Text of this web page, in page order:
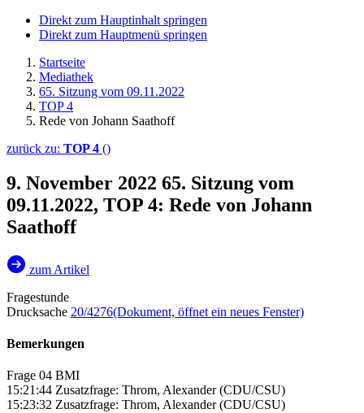
Direkt zum Hauptinhalt springen
Direkt zum Hauptmenü springen
Startseite
Mediathek
65. Sitzung vom 09.11.2022
TOP 4
Rede von Johann Saathoff
zurück zu: TOP 4 ()
9. November 2022 65. Sitzung vom
09.11.2022, TOP 4: Rede von Johann
Saathoff
zum Artikel
Fragestunde
Drucksache 20/4276(Dokument, öffnet ein neues Fenster)
Bemerkungen
Frage 04 BMI
15:21:44 Zusatzfrage: Throm, Alexander (CDU/CSU)
15:23:32 Zusatzfrage: Throm, Alexander (CDU/CSU)